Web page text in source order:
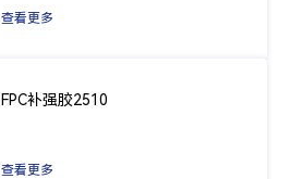
查看更多
FPC补强胶2510
查看更多